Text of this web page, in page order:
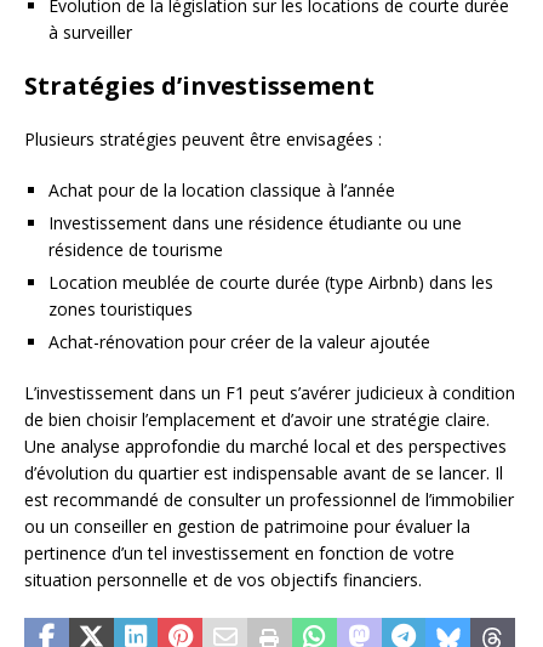
Évolution de la législation sur les locations de courte durée
à surveiller
Stratégies d’investissement
Plusieurs stratégies peuvent être envisagées :
Achat pour de la location classique à l’année
Investissement dans une résidence étudiante ou une
résidence de tourisme
Location meublée de courte durée (type Airbnb) dans les
zones touristiques
Achat-rénovation pour créer de la valeur ajoutée
L’investissement dans un F1 peut s’avérer judicieux à condition
de bien choisir l’emplacement et d’avoir une stratégie claire.
Une analyse approfondie du marché local et des perspectives
d’évolution du quartier est indispensable avant de se lancer. Il
est recommandé de consulter un professionnel de l’immobilier
ou un conseiller en gestion de patrimoine pour évaluer la
pertinence d’un tel investissement en fonction de votre
situation personnelle et de vos objectifs financiers.